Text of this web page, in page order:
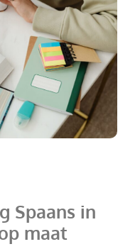
Spaans in
maat